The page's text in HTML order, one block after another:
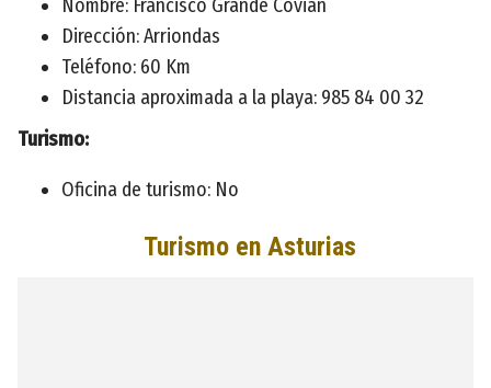
Nombre: Francisco Grande Covián
Dirección: Arriondas
Teléfono: 60 Km
Distancia aproximada a la playa: 985 84 00 32
Turismo:
Oficina de turismo: No